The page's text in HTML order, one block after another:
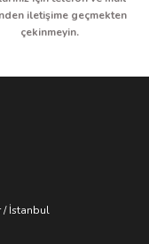
iletişime geçmekten
çekinmeyin.
/ İstanbul